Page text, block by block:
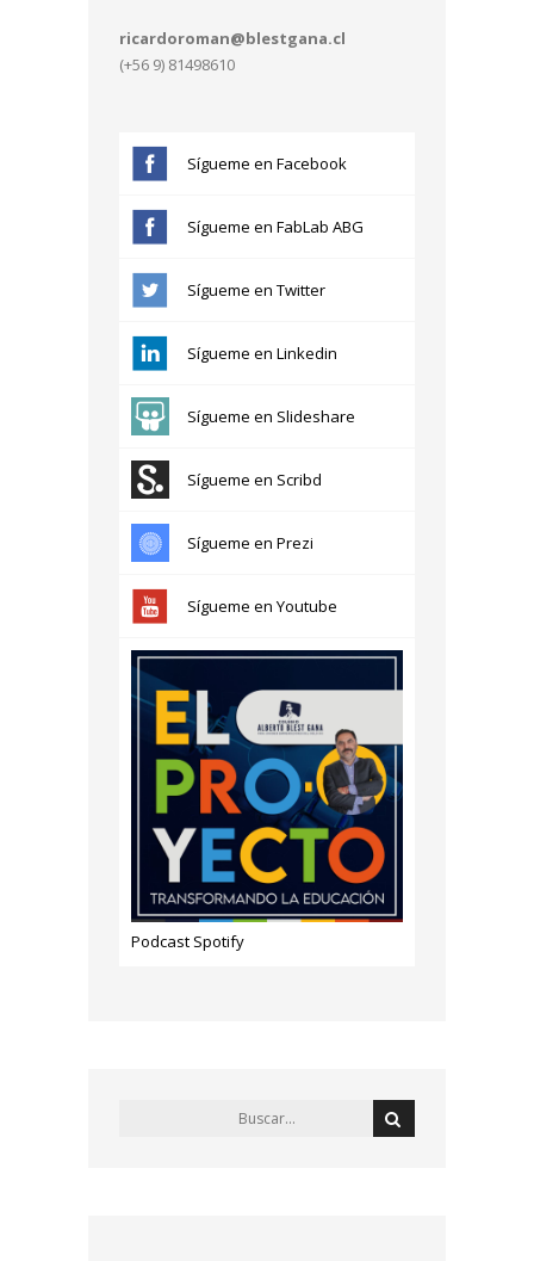
ricardoroman@blestgana.cl
(+56 9) 81498610
Sígueme en Facebook
Sígueme en FabLab ABG
Sígueme en Twitter
Sígueme en Linkedin
Sígueme en Slideshare
Sígueme en Scribd
Sígueme en Prezi
Sígueme en Youtube
Podcast Spotify